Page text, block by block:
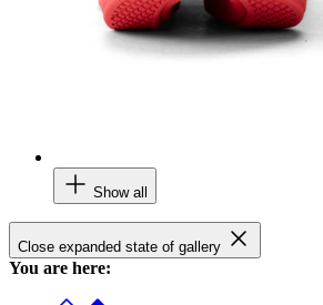
Show all
Close expanded state of gallery
You are here: